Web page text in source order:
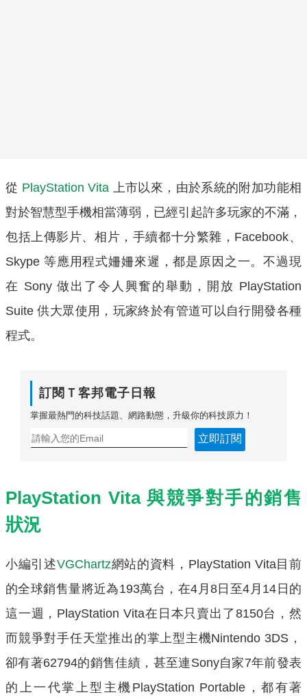
從 PlayStation Vita 上市以來，由於系統的附加功能相
對於智慧型手機相當薄弱，已經引起許多玩家的不滿，
包括上傳影片、相片，手續都十分繁雜，Facebook、
Skype 等應用程式姍姍來遲，都是原因之一。不過現
在 Sony 做出了令人興奮的舉動，開放 PlayStation
Suite 供大眾使用，玩家終於有管道可以自行開發各種
程式。
訂閱Ｔ客邦電子日報
掌握最熱門的科技話題、網路動態，升級你的科技原力！
立即訂閱
PlayStation Vita 與競爭對手的銷售
狀況
小編引述VGChartz網站的資料，PlayStation Vita目前
的全球銷售量將近為193萬台，在4月8日至4月14日的
這一週，PlayStation Vita在日本只賣出了8150台，然
而競爭對手任天堂推出的掌上型主機Nintendo 3DS，
卻有著62794的銷售佳績，甚至連Sony自家7年前發表
的上一代掌上型主機PlayStation Portable，都有著